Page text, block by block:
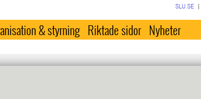
SLU.SE
& styrning Riktade sidor Nyheter